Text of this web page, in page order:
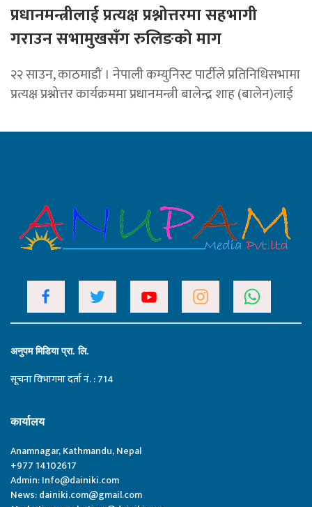
प्रधानमन्त्रीलाई प्रत्यक्ष प्रश्नोत्तरमा सहभागी
गराउन सभामुखसँग रुलिङको माग
२२ साउन, काठमाडौं । नेपाली कम्युनिस्ट पार्टीले प्रतिनिधिसभामा
प्रत्यक्ष प्रश्नोत्तर कार्यक्रममा प्रधानमन्त्री बालेन्द्र शाह (बालेन)लाई
अनुपम मिडिया प्रा. लि.
सूचना विभागमा दर्ता नं. : 714
कार्यालय
Anamnagar, Kathmandu, Nepal
+977 14102617
Admin:Info@dainiki.com
News:dainiki.com@gmail.com